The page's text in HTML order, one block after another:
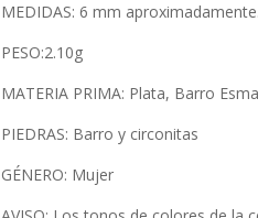
MEDIDAS: 6 mm aproximadamente.
PESO:2.10g
MATERIA PRIMA: Plata, Barro
PIEDRAS: Barro y circonitas
GÉNERO: Mujer